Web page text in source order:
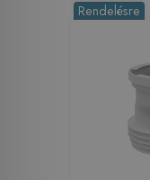
Rendelésre